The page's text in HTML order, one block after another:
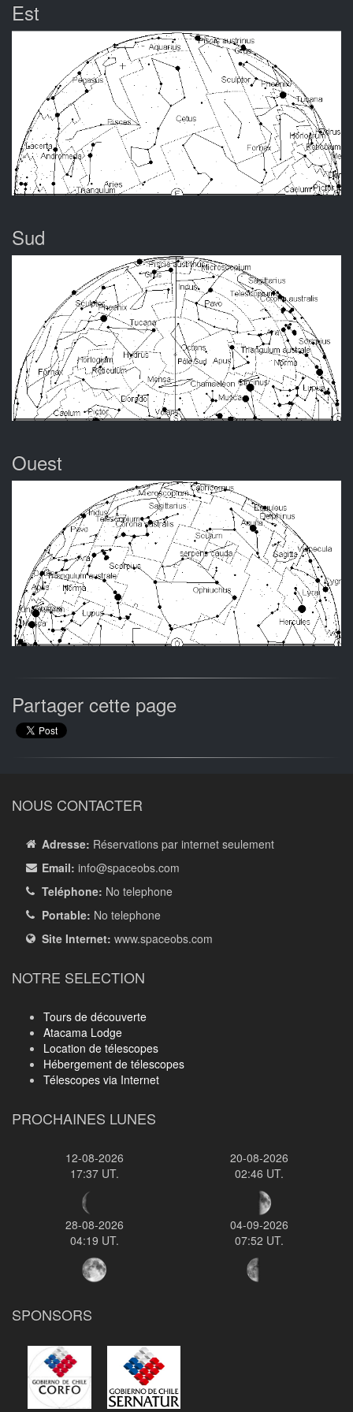
Est
Sud
Ouest
Partager cette page
NOUS CONTACTER
Adresse: Réservations par internet seulement
Email: info@spaceobs.com
Teléphone: No telephone
Portable: No telephone
Site Internet: www.spaceobs.com
NOTRE SELECTION
Tours de découverte
Atacama Lodge
Location de télescopes
Hébergement de télescopes
Télescopes via Internet
PROCHAINES LUNES
12-08-2026
17:37 UT.
20-08-2026
02:46 UT.
28-08-2026
04:19 UT.
04-09-2026
07:52 UT.
SPONSORS